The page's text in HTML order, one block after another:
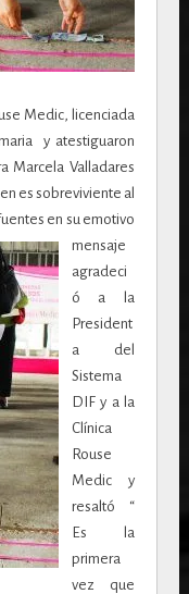
Medic, licenciada
y atestiguaron
Marcela Valladares
es sobreviviente al
en su emotivo
mensaje
agradeci
ó a la
President
a del
Sistema
DIF y a la
Clínica
Rouse
Medic y
resaltó “
Es la
primera
vez que